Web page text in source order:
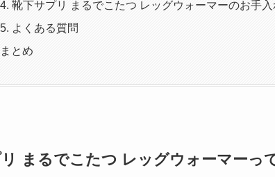
4. 靴下サプリ まるでこたつ レッグウォーマーのお手
5. よくある質問
まとめ
まるでこたつ レッグウォーマーっ